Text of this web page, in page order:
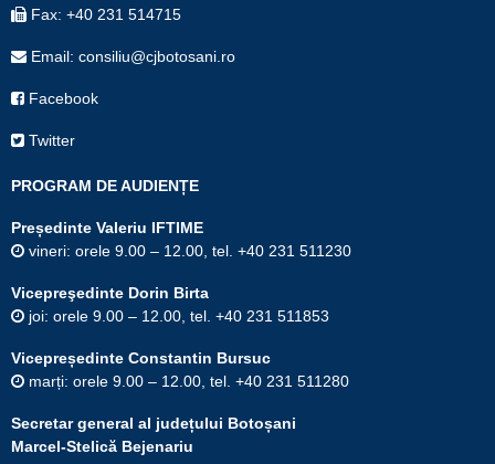
Fax: +40 231 514715
Email: consiliu@cjbotosani.ro
Facebook
Twitter
PROGRAM DE AUDIENȚE
Președinte Valeriu IFTIME
vineri: orele 9.00 – 12.00, tel. +40 231 511230
Vicepreşedinte Dorin Birta
joi: orele 9.00 – 12.00, tel. +40 231 511853
Vicepreședinte Constantin Bursuc
marți: orele 9.00 – 12.00, tel. +40 231 511280
Secretar general al județului Botoșani
Marcel-Stelică Bejenariu